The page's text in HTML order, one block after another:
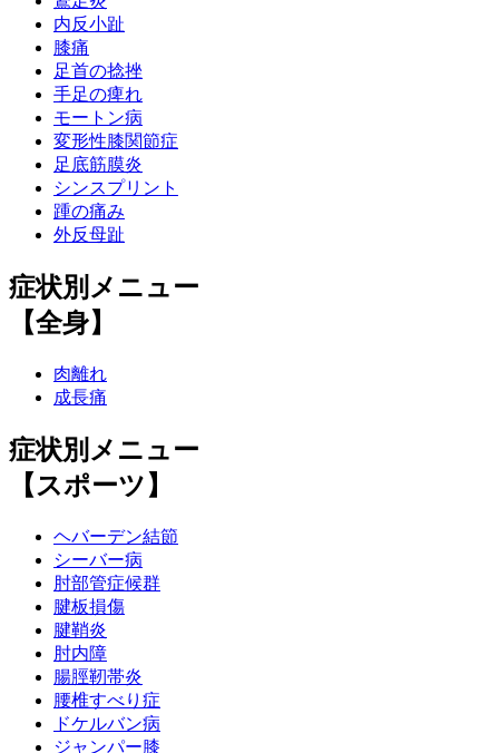
内反小趾
膝痛
足首の捻挫
手足の痺れ
モートン病
変形性膝関節症
足底筋膜炎
シンスプリント
踵の痛み
外反母趾
症状別メニュー
【全身】
肉離れ
成長痛
症状別メニュー
【スポーツ】
ヘバーデン結節
シーバー病
肘部管症候群
腱板損傷
腱鞘炎
肘内障
腸脛靭帯炎
腰椎すべり症
ドケルバン病
ジャンパー膝